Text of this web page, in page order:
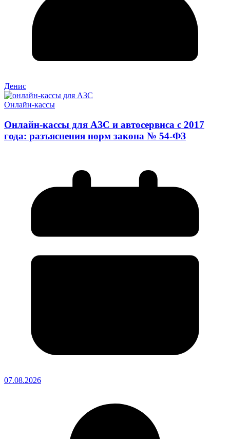
Денис
Онлайн-кассы
Онлайн-кассы для АЗС и автосервиса с 2017
года: разъяснения норм закона № 54-ФЗ
07.08.2026